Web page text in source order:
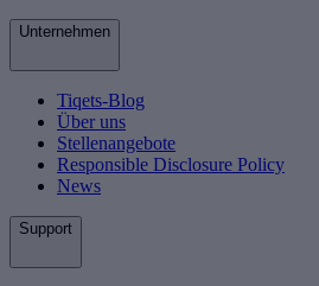
Unternehmen
Tiqets-Blog
Über uns
Stellenangebote
Responsible Disclosure Policy
News
Support